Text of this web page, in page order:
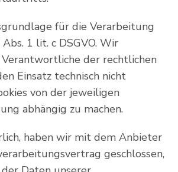
für die Verarbeitung
1 lit. c DSGVO. Wir
der rechtlichen
Einsatz technisch nicht
von der jeweiligen
abhängig zu machen.
haben wir mit dem Anbieter
geschlossen,